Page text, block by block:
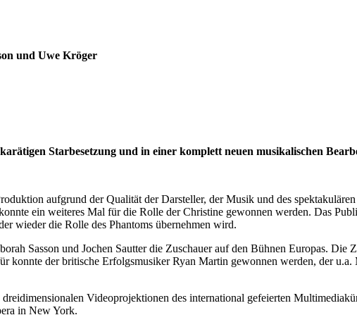
und Uwe Kröger
Starbesetzung und in einer komplett neuen musikalischen
aufgrund der Qualität der Darsteller, der Musik und des
ein weiteres Mal für die Rolle der Christine gewonnen werden. Das
wieder die Rolle des Phantoms übernehmen wird.
Sasson und Jochen Sautter die Zuschauer auf den Bühnen Europas.
konnte der britische Erfolgsmusiker Ryan Martin gewonnen werden, der
Videoprojektionen des international gefeierten
in New York.